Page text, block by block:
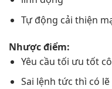
Tự động cải thiện
Nhược điểm:
Yêu cầu tối ưu tốt
Sai lệnh tức thì có lẽ